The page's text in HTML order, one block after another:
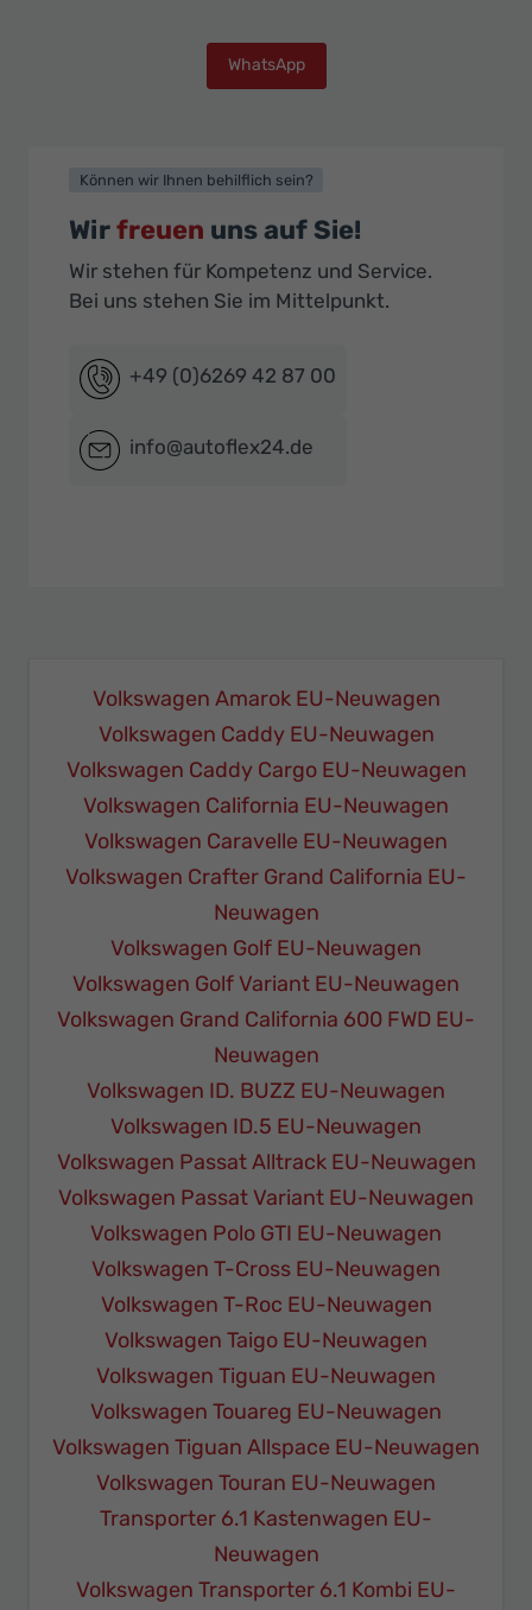
WhatsApp
Können wir Ihnen behilflich sein?
Wirfreuen uns auf Sie!
Wir stehen für Kompetenz und Service.
Bei uns stehen Sie im Mittelpunkt.
+49 (0)6269 42 87 00
info@autoflex24.de
Volkswagen Amarok EU-Neuwagen
Volkswagen Caddy EU-Neuwagen
Volkswagen Caddy Cargo EU-Neuwagen
Volkswagen California EU-Neuwagen
Volkswagen Caravelle EU-Neuwagen
Volkswagen Crafter Grand California EU-
Neuwagen
Volkswagen Golf EU-Neuwagen
Volkswagen Golf Variant EU-Neuwagen
Volkswagen Grand California 600 FWD EU-
Neuwagen
Volkswagen ID. BUZZ EU-Neuwagen
Volkswagen ID.5 EU-Neuwagen
Volkswagen Passat Alltrack EU-Neuwagen
Volkswagen Passat Variant EU-Neuwagen
Volkswagen Polo GTI EU-Neuwagen
Volkswagen T-Cross EU-Neuwagen
Volkswagen T-Roc EU-Neuwagen
Volkswagen Taigo EU-Neuwagen
Volkswagen Tiguan EU-Neuwagen
Volkswagen Touareg EU-Neuwagen
Volkswagen Tiguan Allspace EU-Neuwagen
Volkswagen Touran EU-Neuwagen
Transporter 6.1 Kastenwagen EU-
Neuwagen
Volkswagen Transporter 6.1 Kombi EU-